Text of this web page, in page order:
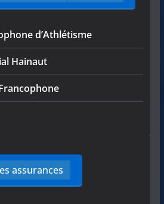
d’Athlétisme
Hainaut
assurances